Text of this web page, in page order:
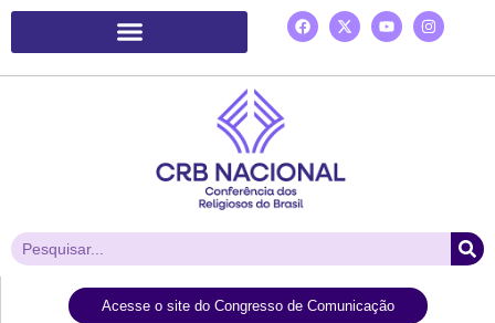
Acesse o site do Congresso de Comunicação